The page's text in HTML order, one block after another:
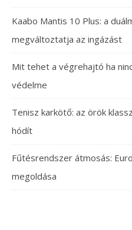
Kaabo Mantis 10 Plus: a
megváltoztatja az ingázást
Mit tehet a végrehajtó ha
védelme
Tenisz karkötő: az örök
hódít
Fűtésrendszer átmosás:
megoldása